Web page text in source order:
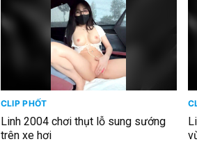
CLIP PHỐT
Linh 2004 chơi thụt lỗ sung sướng
trên xe hơi